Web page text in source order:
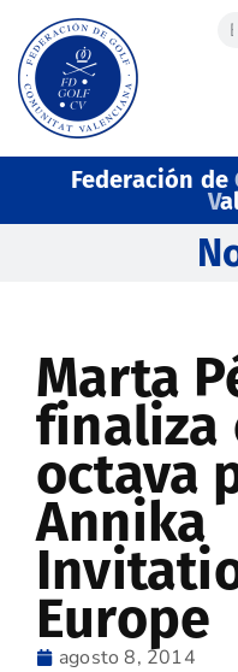
Federación de
V
Marta
finaliza
octava
Annika
Europe
agosto 8, 2014